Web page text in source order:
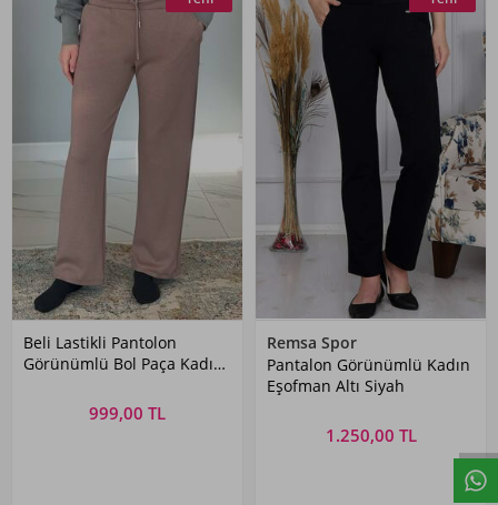
Beli Lastikli Pantolon
Görünümlü Bol Paça Kadın
999,00 TL
Remsa Spor
Pantalon Görünümlü Kadın
Eşofman Altı Siyah
1.250,00 TL